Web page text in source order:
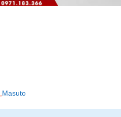
,Masuto